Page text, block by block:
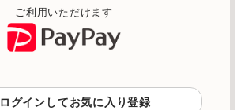
ご利用いただけます
ログインしてお気に入り登録